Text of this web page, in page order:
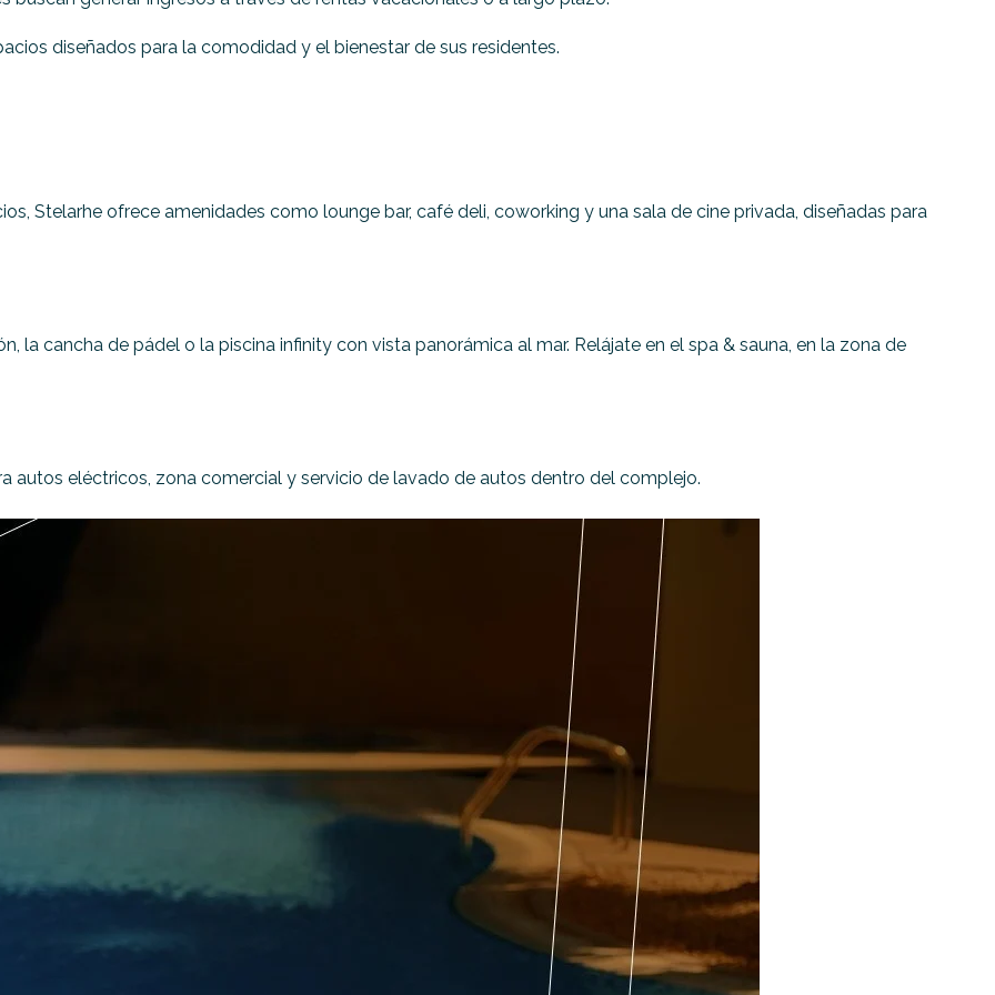
diseñados para la comodidad y el bienestar de sus residentes.
Stelarhe ofrece amenidades como lounge bar, café deli, coworking y una sala de cine privada, diseñadas para
la cancha de pádel o la piscina infinity con vista panorámica al mar. Relájate en el spa & sauna, en la zona de
autos eléctricos, zona comercial y servicio de lavado de autos dentro del complejo.